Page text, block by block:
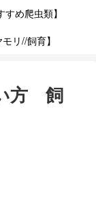
すめ爬虫類】
モリ//飼育】
方 飼